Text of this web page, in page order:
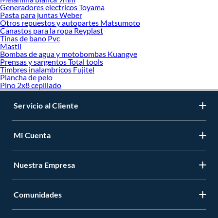
Generadores electricos Toyama
Pasta para juntas Weber
Otros repuestos y autopartes Matsumoto
Canastos para la ropa Reyplast
Tinas de bano Pvc
Mastil
Bombas de agua y motobombas Kuangye
Prensas y sargentos Total tools
Timbres inalambricos Fujitel
Plancha de pelo
Pino 2x8 cepillado
Servicio al Cliente
Mi Cuenta
Nuestra Empresa
Comunidades